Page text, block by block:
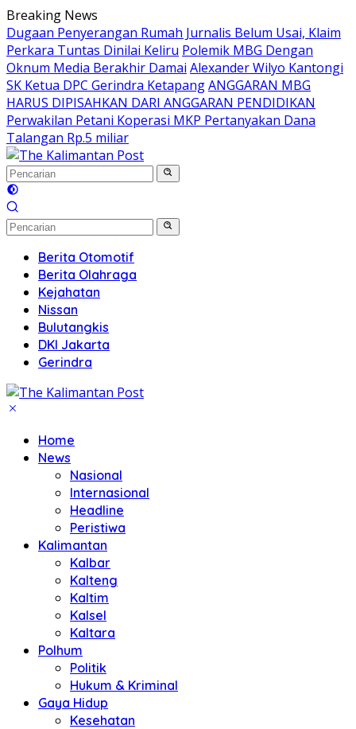
Langsung
ke
konten
Breaking News
Dugaan Penyerangan Rumah Jurnalis Belum Usai, Klaim
Perkara Tuntas Dinilai Keliru Polemik MBG Dengan
Oknum Media Berakhir Damai Alexander Wilyo Kantongi
SK Ketua DPC Gerindra KetapangANGGARAN MBG
HARUS DIPISAHKAN DARI ANGGARAN PENDIDIKAN
Perwakilan Petani Koperasi MKP Pertanyakan Dana
Talangan Rp.5 miliar
Berita Otomotif
Berita Olahraga
Kejahatan
Nissan
Bulutangkis
DKI Jakarta
Gerindra
Home
News
Nasional
Internasional
Headline
Peristiwa
Kalimantan
Kalbar
Kalteng
Kaltim
Kalsel
Kaltara
Polhum
Politik
Hukum & Kriminal
Gaya Hidup
Kesehatan